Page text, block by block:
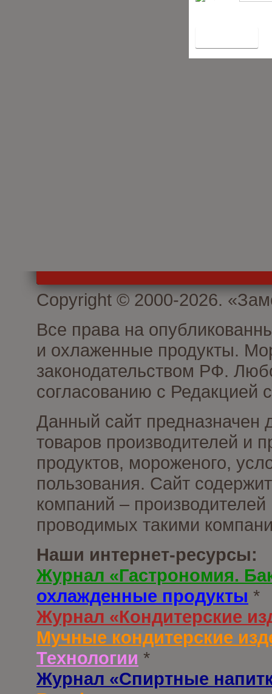
Copyright © 2000-2026.
Все права на
и охлаженные продукты.
законодательством РФ.
согласованию с Редакцией
Данный сайт предназначен
товаров производителей и
продуктов, мороженого,
пользования. Сайт
компаний –
проводимых такими
Наши интернет-ресурсы:
Журнал «Гастрономия.
охлажденные продукты *
Журнал «Кондитерские
Мучные кондитерские
Технологии *
Журнал «Спиртные